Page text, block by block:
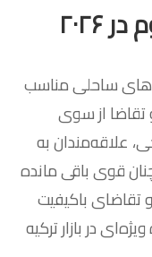
چرا ویلاهای لوکس بدروم در ۲۰۲۶
ساحلی مناسب
از سوی
علاقه‌مندان به
قوی باقی مانده
باکیفیت
در بازار ترکیه